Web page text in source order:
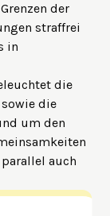
der
straffrei
in
die
die
um den
auch